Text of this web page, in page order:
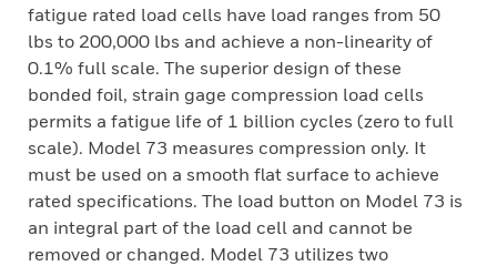
fatigue rated load cells have load ranges from 50
lbs to 200,000 lbs and achieve a non-linearity of
0.1% full scale. The superior design of these
bonded foil, strain gage compression load cells
permits a fatigue life of 1 billion cycles (zero to full
scale). Model 73 measures compression only. It
must be used on a smooth flat surface to achieve
rated specifications. The load button on Model 73 is
an integral part of the load cell and cannot be
removed or changed. Model 73 utilizes two